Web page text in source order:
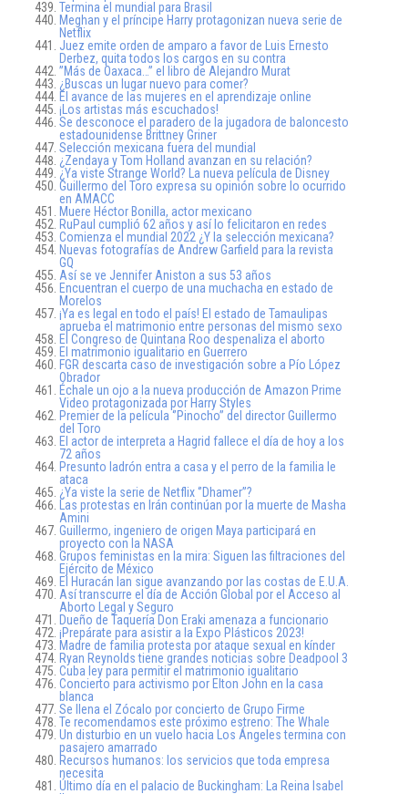
Termina el mundial para Brasil
Meghan y el príncipe Harry protagonizan nueva serie de
Netflix
Juez emite orden de amparo a favor de Luis Ernesto
Derbez, quita todos los cargos en su contra
”Más de Oaxaca…” el libro de Alejandro Murat
¿Buscas un lugar nuevo para comer?
El avance de las mujeres en el aprendizaje online
¡Los artistas más escuchados!
Se desconoce el paradero de la jugadora de baloncesto
estadounidense Brittney Griner
Selección mexicana fuera del mundial
¿Zendaya y Tom Holland avanzan en su relación?
¿Ya viste Strange World? La nueva película de Disney
Guillermo del Toro expresa su opinión sobre lo ocurrido
en AMACC
Muere Héctor Bonilla, actor mexicano
RuPaul cumplió 62 años y así lo felicitaron en redes
Comienza el mundial 2022 ¿Y la selección mexicana?
Nuevas fotografías de Andrew Garfield para la revista
GQ
Así se ve Jennifer Aniston a sus 53 años
Encuentran el cuerpo de una muchacha en estado de
Morelos
¡Ya es legal en todo el país! El estado de Tamaulipas
aprueba el matrimonio entre personas del mismo sexo
El Congreso de Quintana Roo despenaliza el aborto
El matrimonio igualitario en Guerrero
FGR descarta caso de investigación sobre a Pío López
Obrador
Échale un ojo a la nueva producción de Amazon Prime
Video protagonizada por Harry Styles
Premier de la película ‘’Pinocho’’ del director Guillermo
del Toro
El actor de interpreta a Hagrid fallece el día de hoy a los
72 años
Presunto ladrón entra a casa y el perro de la familia le
ataca
¿Ya viste la serie de Netflix ‘’Dhamer’’?
Las protestas en Irán continúan por la muerte de Masha
Amini
Guillermo, ingeniero de origen Maya participará en
proyecto con la NASA
Grupos feministas en la mira: Siguen las filtraciones del
Ejército de México
El Huracán Ian sigue avanzando por las costas de E.U.A.
Así transcurre el día de Acción Global por el Acceso al
Aborto Legal y Seguro
Dueño de Taquería Don Eraki amenaza a funcionario
¡Prepárate para asistir a la Expo Plásticos 2023!
Madre de familia protesta por ataque sexual en kínder
Ryan Reynolds tiene grandes noticias sobre Deadpool 3
Cuba ley para permitir el matrimonio igualitario
Concierto para activismo por Elton John en la casa
blanca
Se llena el Zócalo por concierto de Grupo Firme
Te recomendamos este próximo estreno: The Whale
Un disturbio en un vuelo hacia Los Ángeles termina con
pasajero amarrado
Recursos humanos: los servicios que toda empresa
necesita
Último día en el palacio de Buckingham: La Reina Isabel